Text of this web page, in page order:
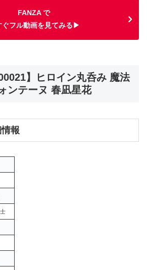
FANZA で
ぐフル動画を見てみる▶
】ヒロイン丸呑み 魔法
ンテーヌ 春凪星花
報
士